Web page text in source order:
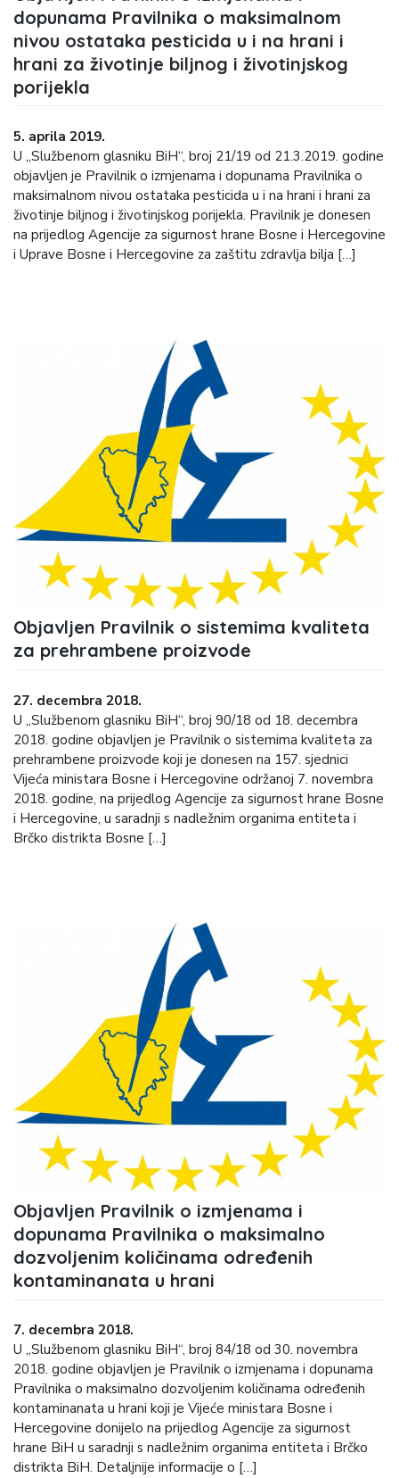
dopunama Pravilnika o maksimalnom
nivou ostataka pesticida u i na hrani i
hrani za životinje biljnog i životinjskog
porijekla
5. aprila 2019.
U „Službenom glasniku BiH“, broj 21/19 od 21.3.2019. godine
objavljen je Pravilnik o izmjenama i dopunama Pravilnika o
maksimalnom nivou ostataka pesticida u i na hrani i hrani za
životinje biljnog i životinjskog porijekla. Pravilnik je donesen
na prijedlog Agencije za sigurnost hrane Bosne i Hercegovine
i Uprave Bosne i Hercegovine za zaštitu zdravlja bilja […]
Objavljen Pravilnik o sistemima kvaliteta
za prehrambene proizvode
27. decembra 2018.
U „Službenom glasniku BiH“, broj 90/18 od 18. decembra
2018. godine objavljen je Pravilnik o sistemima kvaliteta za
prehrambene proizvode koji je donesen na 157. sjednici
Vijeća ministara Bosne i Hercegovine održanoj 7. novembra
2018. godine, na prijedlog Agencije za sigurnost hrane Bosne
i Hercegovine, u saradnji s nadležnim organima entiteta i
Brčko distrikta Bosne […]
Objavljen Pravilnik o izmjenama i
dopunama Pravilnika o maksimalno
dozvoljenim količinama određenih
kontaminanata u hrani
7. decembra 2018.
U „Službenom glasniku BiH“, broj 84/18 od 30. novembra
2018. godine objavljen je Pravilnik o izmjenama i dopunama
Pravilnika o maksimalno dozvoljenim količinama određenih
kontaminanata u hrani koji je Vijeće ministara Bosne i
Hercegovine donijelo na prijedlog Agencije za sigurnost
hrane BiH u saradnji s nadležnim organima entiteta i Brčko
distrikta BiH. Detaljnije informacije o […]